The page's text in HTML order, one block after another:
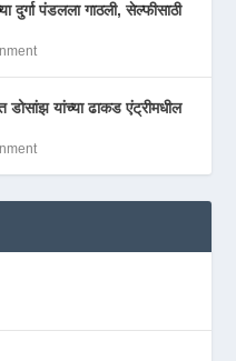
दुर्गा पंडलला गाठली, सेल्फीसाठी
डोसांझ यांच्या ढाकड एंट्रीमधील